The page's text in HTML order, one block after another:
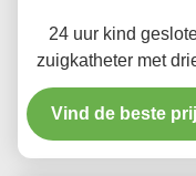
Taggen:
Endotracheale